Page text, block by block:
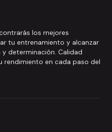
los mejores
tu entrenamiento y alcanzar
determinación. Calidad
rendimiento en cada paso del